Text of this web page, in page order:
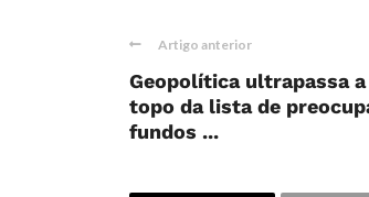
Artigo anterior
Geopolítica ultrapassa
topo da lista de
fundos ...